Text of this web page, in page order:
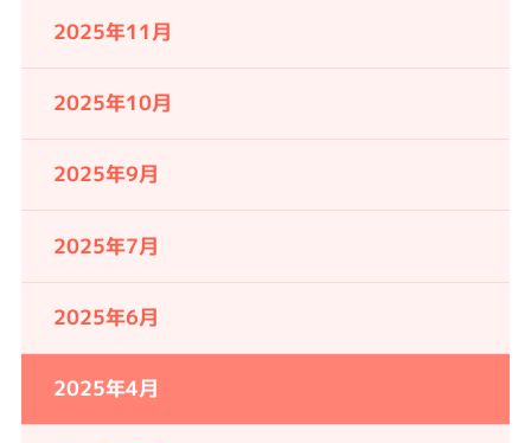
2025年11月
2025年10月
2025年9月
2025年7月
2025年6月
2025年4月